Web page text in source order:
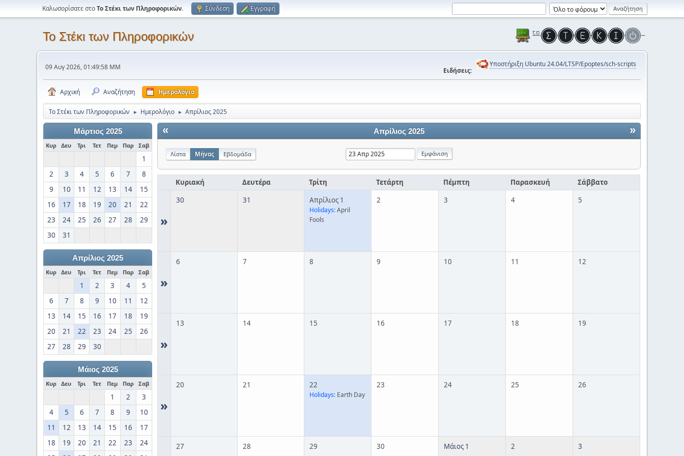
Καλωσορίσατε στοΤο Στέκι των Πληροφορικών. Σύνδεση Εγγραφή
Το Στέκι των Πληροφορικών
09 Αυγ 2026, 01:49:58 ΜΜ Ειδήσεις:
Υποστήριξη Ubuntu 24.04/LTSP/Epoptes/sch-scripts
Αρχική Αναζήτηση Ημερολόγιο
Το Στέκι των Πληροφορικών ► Ημερολόγιο ► Απρίλιος 2025
Μάρτιος 2025
Κυρ Δευ Τρι Τετ Πεμ Παρ Σαβ
1
2
3 4 5 6 7
8
9
10 11 12 13 14
15
16
17 18 19 20 21
22
23
24 25 26 27 28
29
30
31
Απρίλιος 2025
Κυρ Δευ Τρι Τετ Πεμ Παρ Σαβ
1 2 3 4
5
6
7 8 9 10 11
12
13
14 15 16 17 18
19
20
21 22 23 24 25
26
27
28 29 30
Μάιος 2025
Κυρ Δευ Τρι Τετ Πεμ Παρ Σαβ
1 2
3
4
5 6 7 8 9
10
11
12 13 14 15 16
17
18
19 20 21 22 23
24
« »
Απρίλιος 2025
Λίστα Μήνας Εβδομάδα
Κυριακή Δευτέρα Τρίτη Τετάρτη Πέμπτη Παρασκευή Σάββατο
»
30 31 Απρίλιος 1
Holidays:April
Fools
2 3 4 5
»
6 7 8 9 10 11 12
»
13 14 15 16 17 18 19
»
20 21 22
Holidays: Earth Day
23 24 25 26
27 28 29 30 Μάιος 1 2 3